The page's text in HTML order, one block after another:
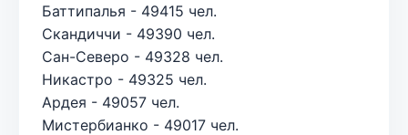
Баттипалья - 49415 чел.
Скандиччи - 49390 чел.
Сан-Северо - 49328 чел.
Никастро - 49325 чел.
Ардея - 49057 чел.
Мистербианко - 49017 чел.